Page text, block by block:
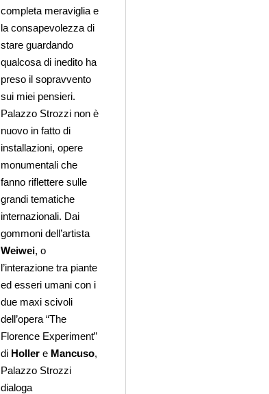
completa meraviglia e
la consapevolezza di
stare guardando
qualcosa di inedito ha
preso il sopravvento
sui miei pensieri.
Palazzo Strozzi non è
nuovo in fatto di
installazioni, opere
monumentali che
fanno riflettere sulle
grandi tematiche
internazionali. Dai
gommoni dell’artista
Weiwei, o
l’interazione tra piante
ed esseri umani con i
due maxi scivoli
dell’opera “The
Florence Experiment”
di Holler eMancuso,
Palazzo Strozzi
dialoga